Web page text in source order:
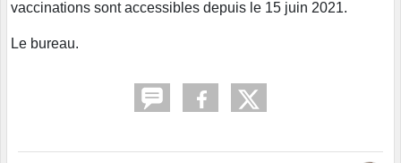
vaccinations sont accessibles depuis le 15 juin 2021.
Le bureau.